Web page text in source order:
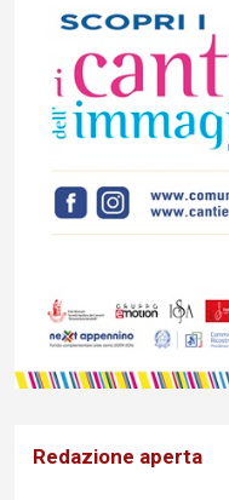
Redazione aperta